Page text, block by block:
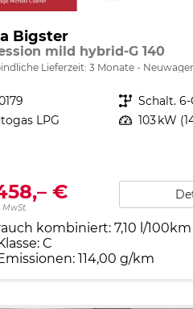
Bigster
mild hybrid-G 140
Lieferzeit: 3 Monate
Getriebe Schalt.
LPG Leistung 103 kW
€
MwSt.
kombiniert: 7,10 l/100km
C
114,00 g/km